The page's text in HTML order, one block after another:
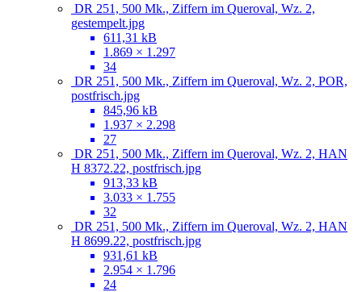
DR 251, 500 Mk., Ziffern im Queroval, Wz. 2,
gestempelt.jpg
611,31 kB
1.869 × 1.297
34
DR 251, 500 Mk., Ziffern im Queroval, Wz. 2, POR,
postfrisch.jpg
845,96 kB
1.937 × 2.298
27
DR 251, 500 Mk., Ziffern im Queroval, Wz. 2, HAN
H 8372.22, postfrisch.jpg
913,33 kB
3.033 × 1.755
32
DR 251, 500 Mk., Ziffern im Queroval, Wz. 2, HAN
H 8699.22, postfrisch.jpg
931,61 kB
2.954 × 1.796
24